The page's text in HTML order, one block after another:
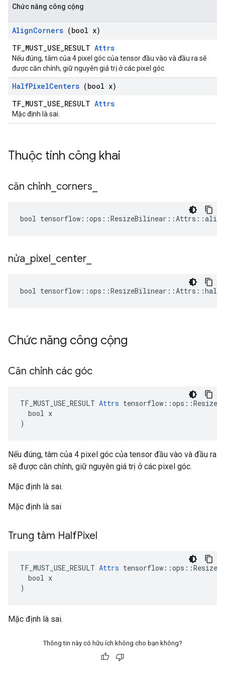
Chức năng công cộng
AlignCorners (bool x)
TF_MUST_USE_RESULT Attrs
Nếu đúng, tâm của 4 pixel góc của tensor đầu vào và đầu ra sẽ
được căn chỉnh, giữ nguyên giá trị ở các pixel góc.
HalfPixelCenters (bool x)
TF_MUST_USE_RESULT Attrs
Mặc định là sai.
Thuộc tính công khai
căn chỉnh corners
bool
nửa pixel center
bool
Chức năng công cộng
Căn chỉnh các góc
TF_MUST_USE_RESULT Attrs
  bool x
)
Nếu đúng, tâm của 4 pixel góc của tensor đầu vào và đầu ra
sẽ được căn chỉnh, giữ nguyên giá trị ở các pixel góc.
Mặc định là sai.
Mặc định là sai
Trung tâm HalfPixel
TF_MUST_USE_RESULT Attrs
  bool x
)
Mặc định là sai.
Thông tin này có hữu ích không cho bạn không?